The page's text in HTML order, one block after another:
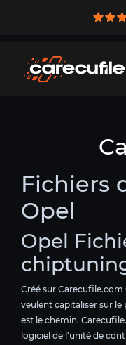
Fichiers
Opel
Opel
Créé sur Carecufile.com
veulent capitaliser sur le
est le chemin.
logiciel de l'unité de